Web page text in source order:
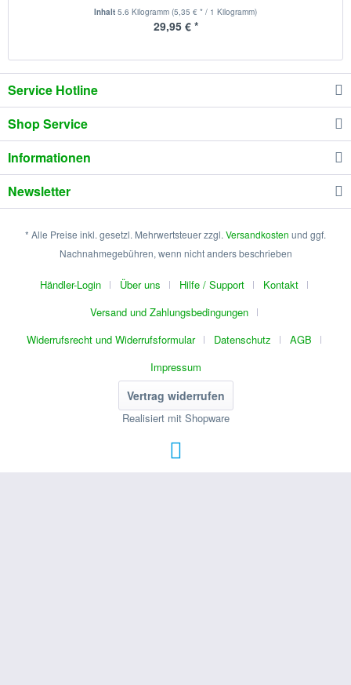
Inhalt 5.6 Kilogramm (5,35 € * / 1 Kilogramm)
29,95 € *
Service Hotline
Shop Service
Informationen
Newsletter
* Alle Preise inkl. gesetzl. Mehrwertsteuer zzgl. Versandkosten und ggf.
Nachnahmegebühren, wenn nicht anders beschrieben
Händler-Login Über uns Hilfe / Support
Kontakt
Versand und Zahlungsbedingungen
Widerrufsrecht und Widerrufsformular
Datenschutz
AGB
Impressum
Vertrag widerrufen
Realisiert mit Shopware